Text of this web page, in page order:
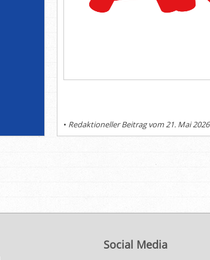
• Redaktioneller Beitrag vom 21. Mai 2026
Social Media